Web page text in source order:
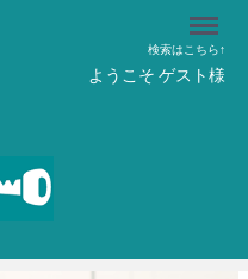
検索はこちら↑
ようこそ ゲスト様
Menu